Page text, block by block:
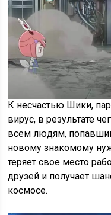
К несчастью Шики,
вирус, в результате
всем людям,
новому знакомому
теряет свое место
друзей и получает
космосе.